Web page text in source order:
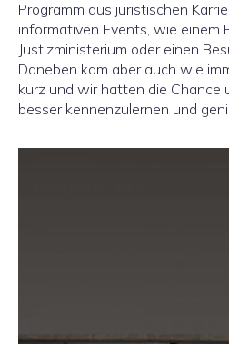
Programm aus juristischen
informativen Events, wie einem
Justizministerium oder einen
Daneben kam aber auch wie
kurz und wir hatten die Chance
besser kennenzulernen und